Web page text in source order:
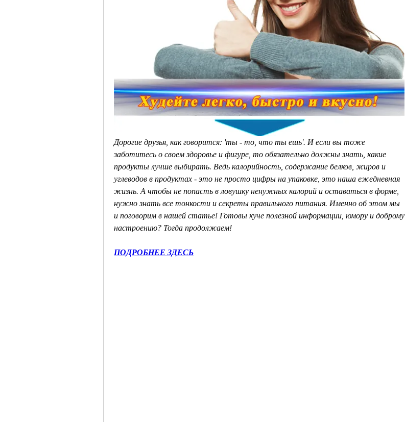
Дорогие друзья, как говорится: 'ты - то, что ты ешь'. И если вы тоже
заботитесь о своем здоровье и фигуре, то обязательно должны знать, какие
продукты лучше выбирать. Ведь калорийность, содержание белков, жиров и
углеводов в продуктах - это не просто цифры на упаковке, это наша ежедневная
жизнь. А чтобы не попасть в ловушку ненужных калорий и оставаться в форме,
нужно знать все тонкости и секреты правильного питания. Именно об этом мы
и поговорим в нашей статье! Готовы куче полезной информации, юмору и доброму
настроению? Тогда продолжаем!
ПОДРОБНЕЕ ЗДЕСЬ